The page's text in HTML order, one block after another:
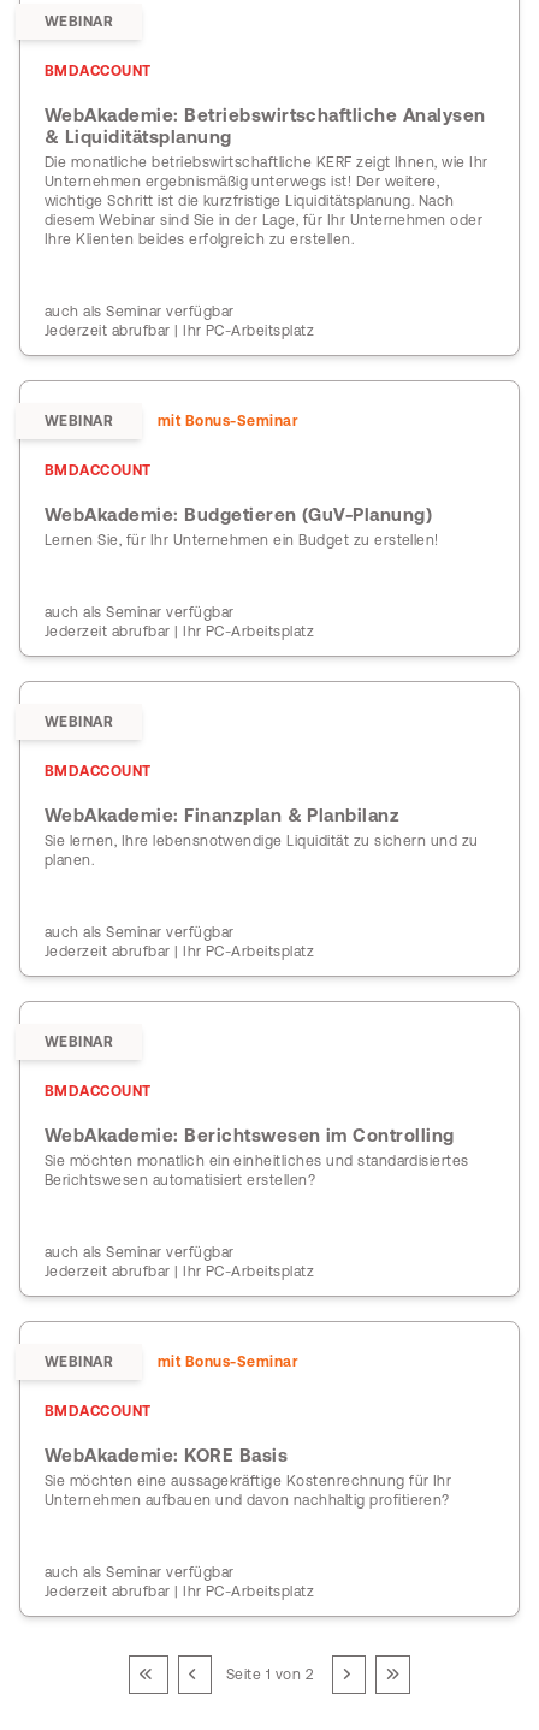
WEBINAR
BMDACCOUNT
WebAkademie: Betriebswirtschaftliche Analysen
& Liquiditätsplanung
Die monatliche betriebswirtschaftliche KERF zeigt Ihnen, wie Ihr
Unternehmen ergebnismäßig unterwegs ist! Der weitere,
wichtige Schritt ist die kurzfristige Liquiditätsplanung. Nach
diesem Webinar sind Sie in der Lage, für Ihr Unternehmen oder
Ihre Klienten beides erfolgreich zu erstellen.
auch als Seminar verfügbar
Jederzeit abrufbar | Ihr PC-Arbeitsplatz
WEBINAR mit Bonus-Seminar
BMDACCOUNT
WebAkademie: Budgetieren (GuV-Planung)
Lernen Sie, für Ihr Unternehmen ein Budget zu erstellen!
auch als Seminar verfügbar
Jederzeit abrufbar | Ihr PC-Arbeitsplatz
WEBINAR
BMDACCOUNT
WebAkademie: Finanzplan & Planbilanz
Sie lernen, Ihre lebensnotwendige Liquidität zu sichern und zu
planen.
auch als Seminar verfügbar
Jederzeit abrufbar | Ihr PC-Arbeitsplatz
WEBINAR
BMDACCOUNT
WebAkademie: Berichtswesen im Controlling
Sie möchten monatlich ein einheitliches und standardisiertes
Berichtswesen automatisiert erstellen?
auch als Seminar verfügbar
Jederzeit abrufbar | Ihr PC-Arbeitsplatz
WEBINAR mit Bonus-Seminar
BMDACCOUNT
WebAkademie: KORE Basis
Sie möchten eine aussagekräftige Kostenrechnung für Ihr
Unternehmen aufbauen und davon nachhaltig profitieren?
auch als Seminar verfügbar
Jederzeit abrufbar | Ihr PC-Arbeitsplatz
Seite 1 von 2